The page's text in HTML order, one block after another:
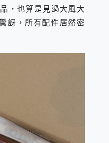
，也算是見過大風大
訝，所有配件居然密